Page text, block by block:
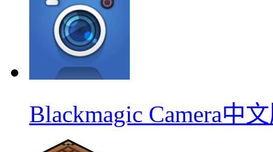
Blackmagic Camera中